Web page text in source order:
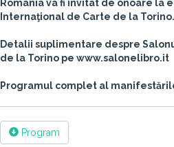
România va fi invitat de onoare la
Internaţional de Carte de la Torino.
Detalii suplimentare despre
de la Torino pe www.salonelibro.it
Programul complet al
Program